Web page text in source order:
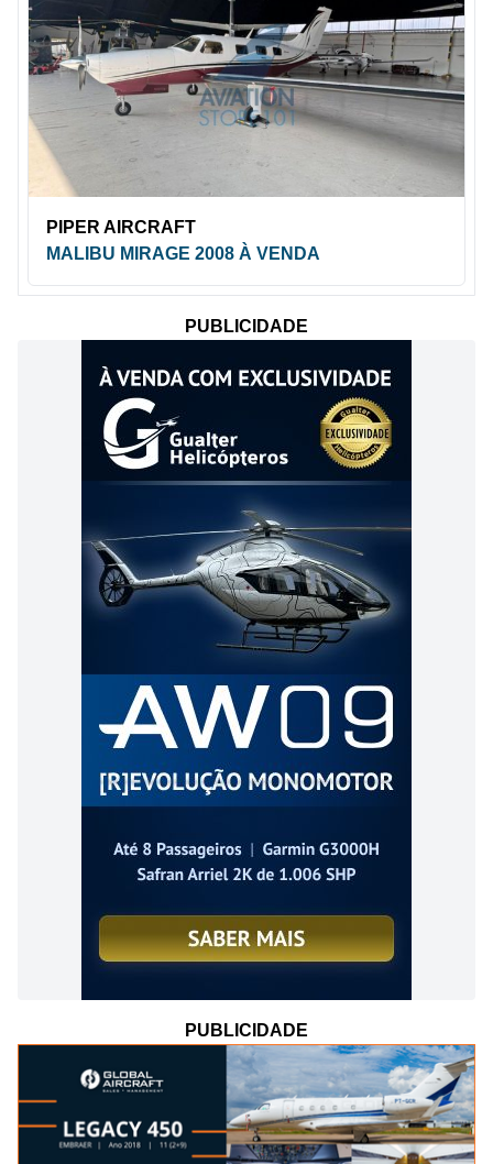
PIPER AIRCRAFT
MALIBU MIRAGE 2008 À VENDA
PUBLICIDADE
PUBLICIDADE